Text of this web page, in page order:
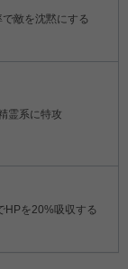
敵を沈黙にする
霊系に特攻
HPを20%吸収する